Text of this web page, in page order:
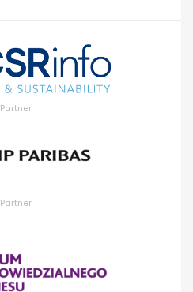
Partner
Partner